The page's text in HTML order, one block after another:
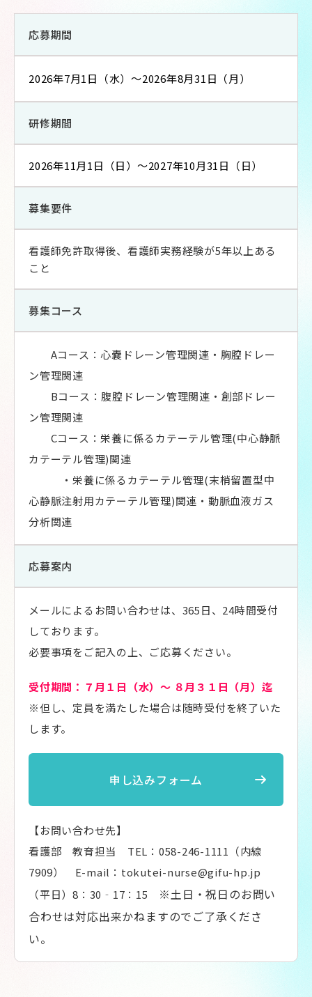
応募期間
2026年7月1日（水）～2026年8月31日（月）
研修期間
2026年11月1日（日）～2027年10月31日（日）
募集要件
看護師免許取得後、看護師実務経験が5年以上ある
こと
募集コース
Aコース：心嚢ドレーン管理関連・胸腔ドレー
ン管理関連
Bコース：腹腔ドレーン管理関連・創部ドレー
ン管理関連
Cコース：栄養に係るカテーテル管理(中心静脈
カテーテル管理)関連
・栄養に係るカテーテル管理(末梢留置型中
心静脈注射用カテーテル管理)関連・動脈血液ガス
分析関連
応募案内
メールによるお問い合わせは、365日、24時間受付
しております。
必要事項をご記入の上、ご応募ください。
受付期間：７月１日（水）～ ８月３１日（月）迄
※但し、定員を満たした場合は随時受付を終了いた
します。
申し込みフォーム
【お問い合わせ先】
看護部 教育担当 TEL：058-246-1111（内線
7909） E-mail：tokutei-nurse@gifu-hp.jp
（平日）8：30‐17：15 ※土日・祝日のお問い
合わせは対応出来かねますのでご了承くださ
い。